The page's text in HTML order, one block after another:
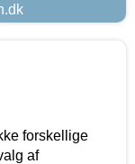
forskellige
af